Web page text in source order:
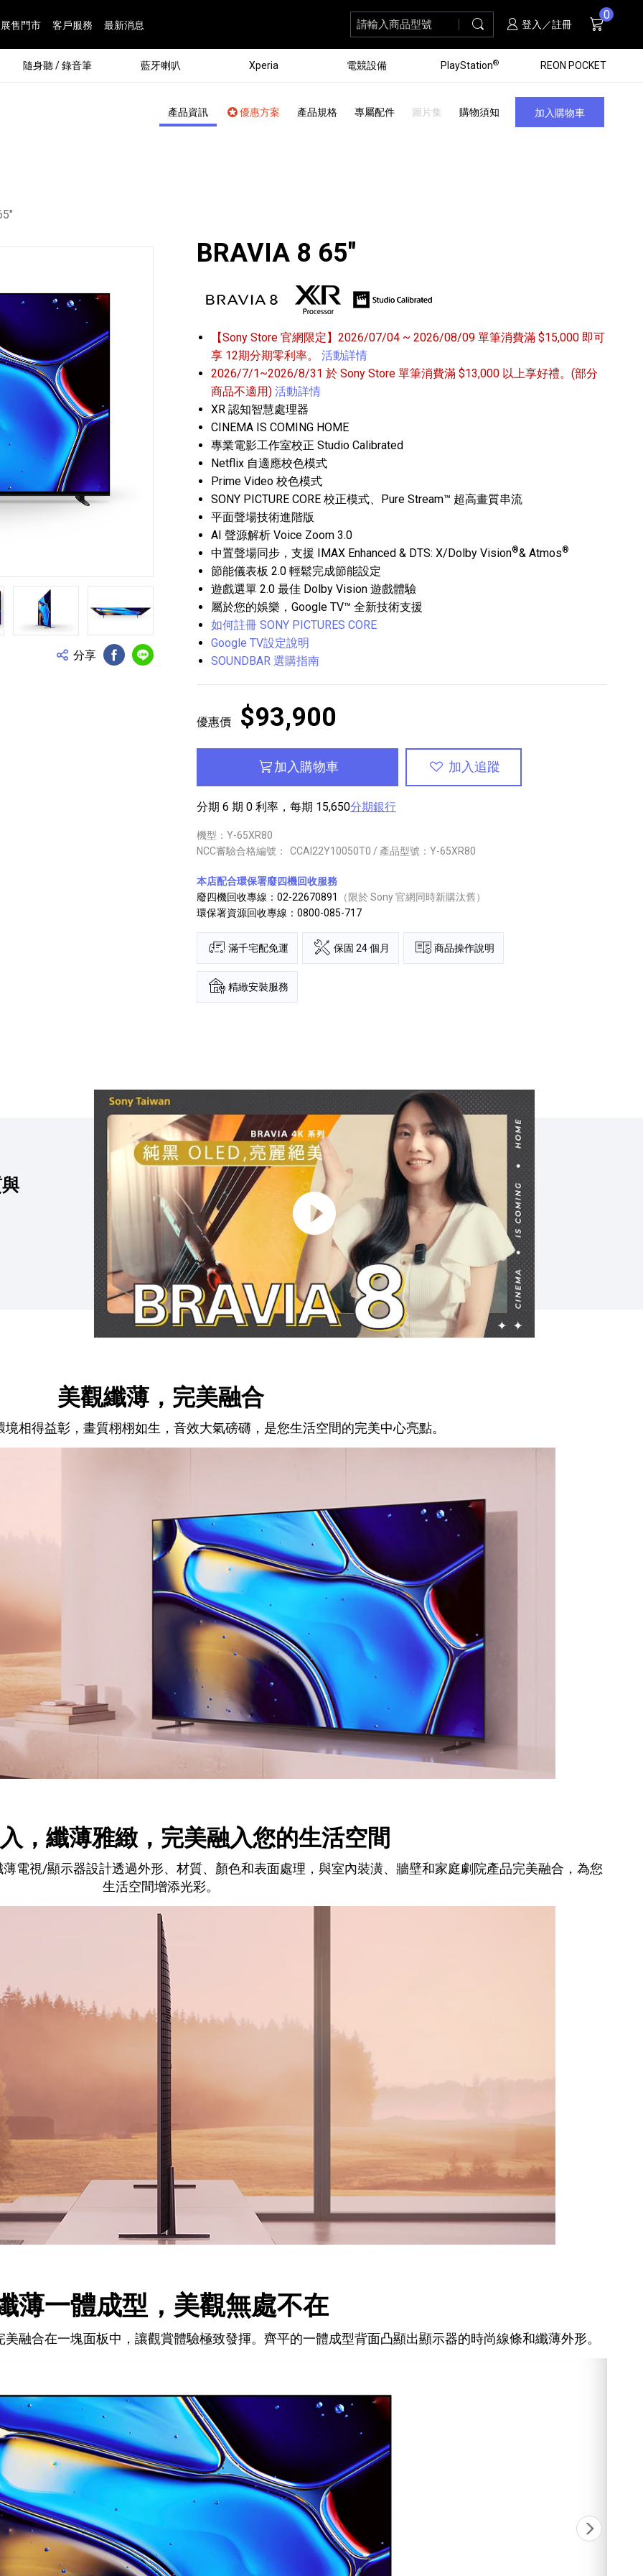
展售門市 客戶服務 最新消息 請輸入商品型號 搜尋 登入／註冊 購物車
0
項商品
院 25 BRAVIA 專屬配件 9 個產品 黑膠唱盤
頭 86 α 專屬配件 143 個產品 ZV 數位相機
風 / 收錄音組 數位攝影機 / 配件 33個產品
件 15
隨身聽 / 錄音筆
專屬配件 錄音筆 / 配件 7 個產品
藍牙喇叭 Xperia
專用配件
電競設備
電競耳機 INZONE 電競周邊 7 個產品
PlayStation®
®遊戲軟體
REON POCKET
產品資訊 優惠方案 產品規格 專屬配件 圖片集 購物須知 加入購物車
第5張
分享
FB分享Line分享
BRAVIA 8 65"
【Sony Store 官網限定】2026/07/04 ~ 2026/08/09 單筆消費滿 $15,000 即可
享 12期分期零利率。
活動詳情
2026/7/1~2026/8/31 於 Sony Store 單筆消費滿 $13,000 以上享好禮。(部分
商品不適用) 活動詳情
XR 認知智慧處理器
CINEMA IS COMING HOME
專業電影工作室校正 Studio Calibrated
Netflix 自適應校色模式
Prime Video 校色模式
SONY PICTURE CORE 校正模式、Pure Stream™ 超高畫質串流
平面聲場技術進階版
AI 聲源解析 Voice Zoom 3.0
中置聲場同步，支援 IMAX Enhanced & DTS: X/Dolby Vision®& Atmos®
節能儀表板 2.0 輕鬆完成節能設定
遊戲選單 2.0 最佳 Dolby Vision 遊戲體驗
屬於您的娛樂，Google TV™ 全新技術支援
如何註冊 SONY PICTURES CORE
Google TV設定說明
SOUNDBAR 選購指南
優惠價 $93,900
加入購物車 加入追蹤
分期 6 期 0 利率，每期 15,650分期銀行
機型：Y-65XR80
NCC審驗合格編號：
CCAI22Y10050T0 / 產品型號：Y-65XR80
本店配合環保署廢四機回收服務
廢四機回收專線：02-22670891
（限於 Sony 官網同時新購汰舊）
環保署資源回收專線：0800-085-717
滿千宅配免運 保固 24 個月 商品操作說明
精緻安裝服務
點擊播放：全新 BRAVIA 8 來了 ! 極致音畫質與纖薄設計的完美結合
美觀纖薄，完美融合
相得益彰，畫質栩栩如生，音效大氣磅礴，是您生活空間的完美中心亮點。
，纖薄雅緻，完美融入您的生活空間
電視/顯示器設計透過外形、材質、顏色和表面處理，與室內裝潢、牆壁和家庭劇院產品完美融合，為您
生活空間增添光彩。
薄一體成型，美觀無處不在
融合在一塊面板中，讓觀賞體驗極致發揮。齊平的一體成型背面凸顯出顯示器的時尚線條和纖薄外形。